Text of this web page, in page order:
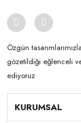
Özgün
gözetildiği eğlenceli
ediyoruz
KURUMSAL